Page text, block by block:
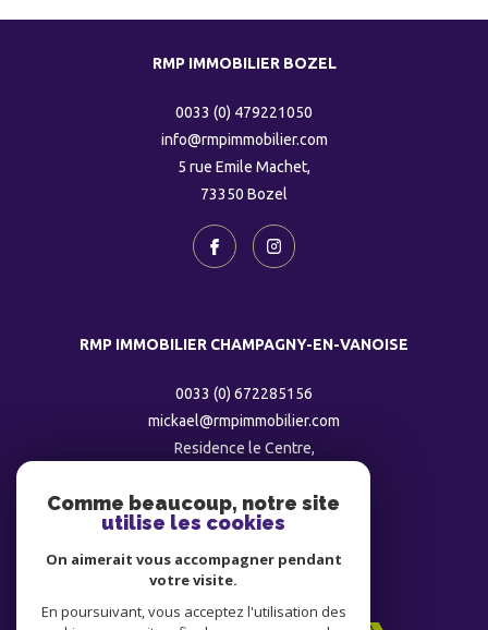
RMP IMMOBILIER BOZEL
0033 (0) 479221050
info@rmpimmobilier.com
5 rue Emile Machet,
73350
bozel
RMP IMMOBILIER CHAMPAGNY-EN-VANOISE
0033 (0) 672285156
mickael@rmpimmobilier.com
Residence le Centre,
ADHÉRENTS
Comme beaucoup, notre site
utilise les cookies
On aimerait vous accompagner pendant
votre visite.
En poursuivant, vous acceptez l'utilisation des